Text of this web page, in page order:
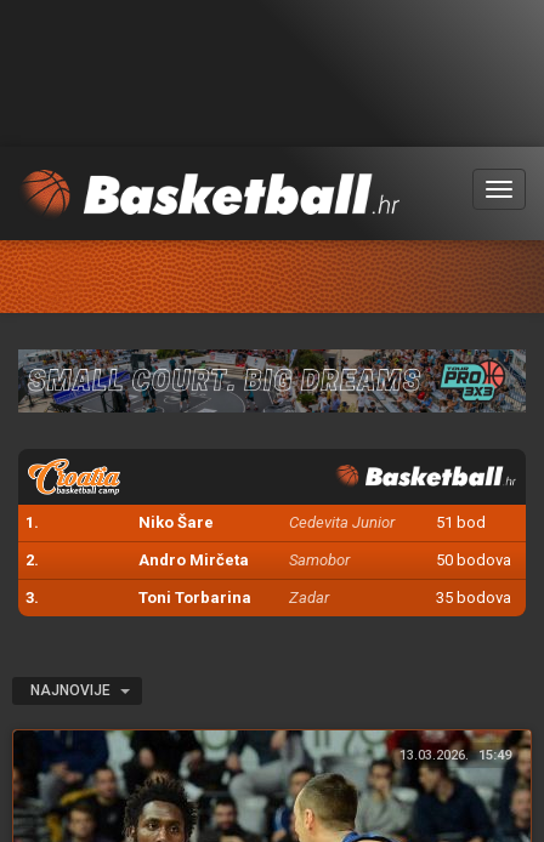
Menu
1. Niko Šare Cedevita Junior 51 bod
2. Andro Mirčeta Samobor 50 bodova
3. Toni Torbarina Zadar 35 bodova
NAJNOVIJE
13.03.2026. 15:49